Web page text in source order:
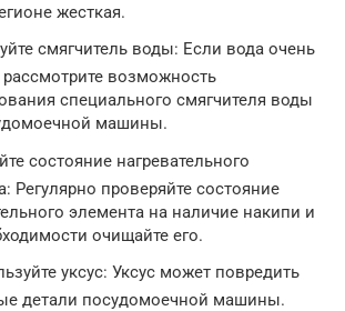
жесткая.
смягчитель воды: Если вода очень
рассмотрите возможность
специального смягчителя воды
машины.
состояние нагревательного
Регулярно проверяйте состояние
элемента на наличие накипи и
очищайте его.
уксус: Уксус может повредить
детали посудомоечной машины.